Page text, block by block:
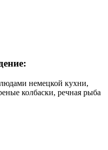
немецкой кухни,
колбаски, речная рыба